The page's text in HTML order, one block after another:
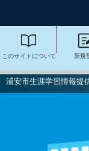
このサイトについて 新規
浦安市生涯学習情報提